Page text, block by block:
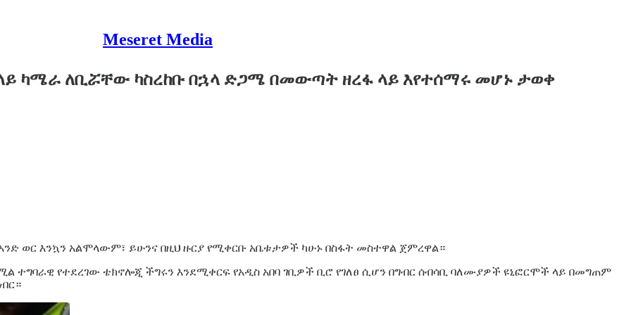
Meseret Media
ካሜራ ለቢሯቸው ካስረከቡ በኋላ ድጋሜ በመውጣት ዘረፋ ላይ እየተሰማሩ መሆኑ ታወቀ
ወር እንኳን አልሞላውም፣ ይሁንና በዚህ ዙርያ የሚቀርቡ አቤቱታዎች ካሁኑ በስፋት መስተዋል ጀምረዋል።
ተግባራዊ የተደረገው ቴክኖሎጂ ችግሩን እንደሚቀርፍ የአዲስ አበባ ገቢዎች ቢሮ የገለፀ ሲሆን በግብር ሰብሳቢ ባለሙያዎች ዩኒፎርሞች ላይ በመግጠም